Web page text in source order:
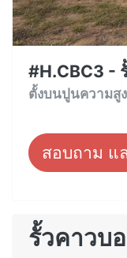
#H.CBC3 -
ตั้งบนปูนความสู
สอบถาม แ
รั้วคาวบ